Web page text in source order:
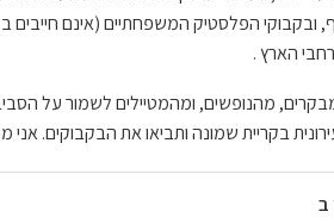
הארץ .
מהנופשים, ומהמטיילים לשמור על
בקריית שמונה ותביאו את הבקבוקים.
ב